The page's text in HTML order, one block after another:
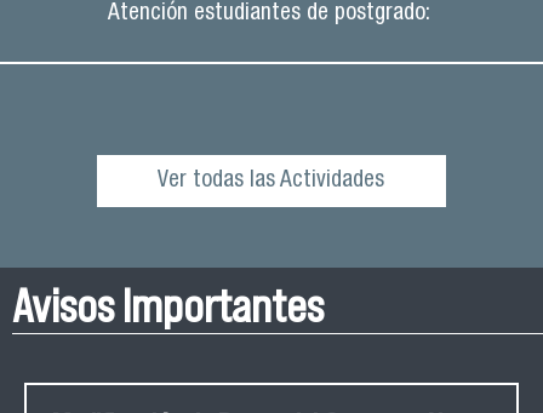
Atención estudiantes de postgrado:
Ver todas las Actividades
Avisos Importantes